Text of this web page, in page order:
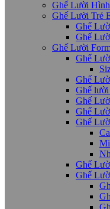
Ghế Lười
Ghế Lười Trẻ
Ghế
Ghế
Ghế Lười
Ghế
Ghế
Ghế
Ghế
Ghế
Ghế
Ghế
Ghế